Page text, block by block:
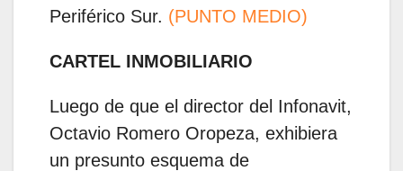
Periférico Sur. (PUNTO MEDIO)
CARTEL INMOBILIARIO
Luego de que el director del Infonavit,
Octavio Romero Oropeza, exhibiera
un presunto esquema de